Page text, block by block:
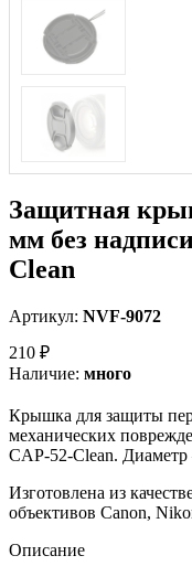
Защитная
мм без
Clean
Артикул: NVF-9072
210 ₽
Наличие: много
Крышка для защиты
механических
CAP-52-Clean.
Изготовлена из
объективов Canon,
Описание